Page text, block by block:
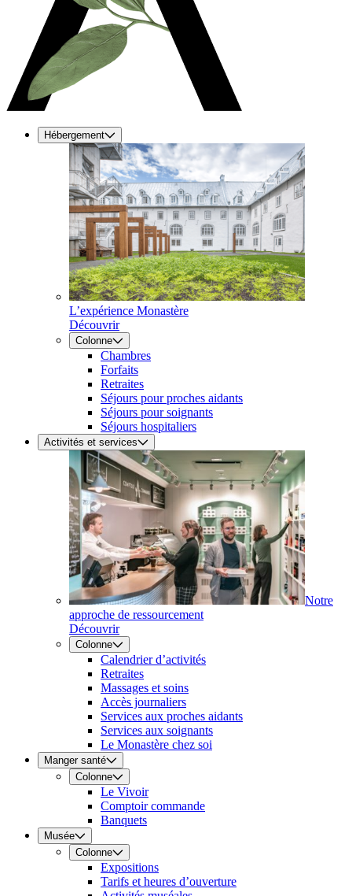
Hébergement
L’expérience Monastère
Découvrir
Colonne
Chambres
Forfaits
Retraites
Séjours pour proches aidants
Séjours pour soignants
Séjours hospitaliers
Activités et services
Notre
approche de ressourcement
Découvrir
Colonne
Calendrier d’activités
Retraites
Massages et soins
Accès journaliers
Services aux proches aidants
Services aux soignants
Le Monastère chez soi
Manger santé
Colonne
Le Vivoir
Comptoir commande
Banquets
Musée
Colonne
Expositions
Tarifs et heures d’ouverture